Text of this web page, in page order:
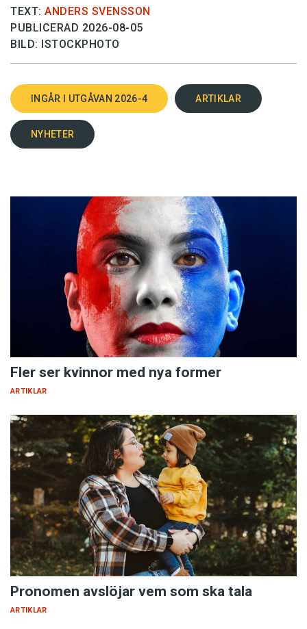
TEXT: ANDERS SVENSSON
PUBLICERAD 2026-08-05
BILD: ISTOCKPHOTO
INGÅR I UTGÅVAN 2026-4 ARTIKLAR
NYHETER
Fler ser kvinnor med nya former
ARTIKLAR
Pronomen avslöjar vem som ska tala
ARTIKLAR